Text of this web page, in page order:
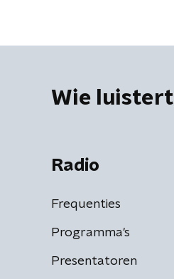
Wie luistert
Radio
Frequenties
Programma's
Presentatoren